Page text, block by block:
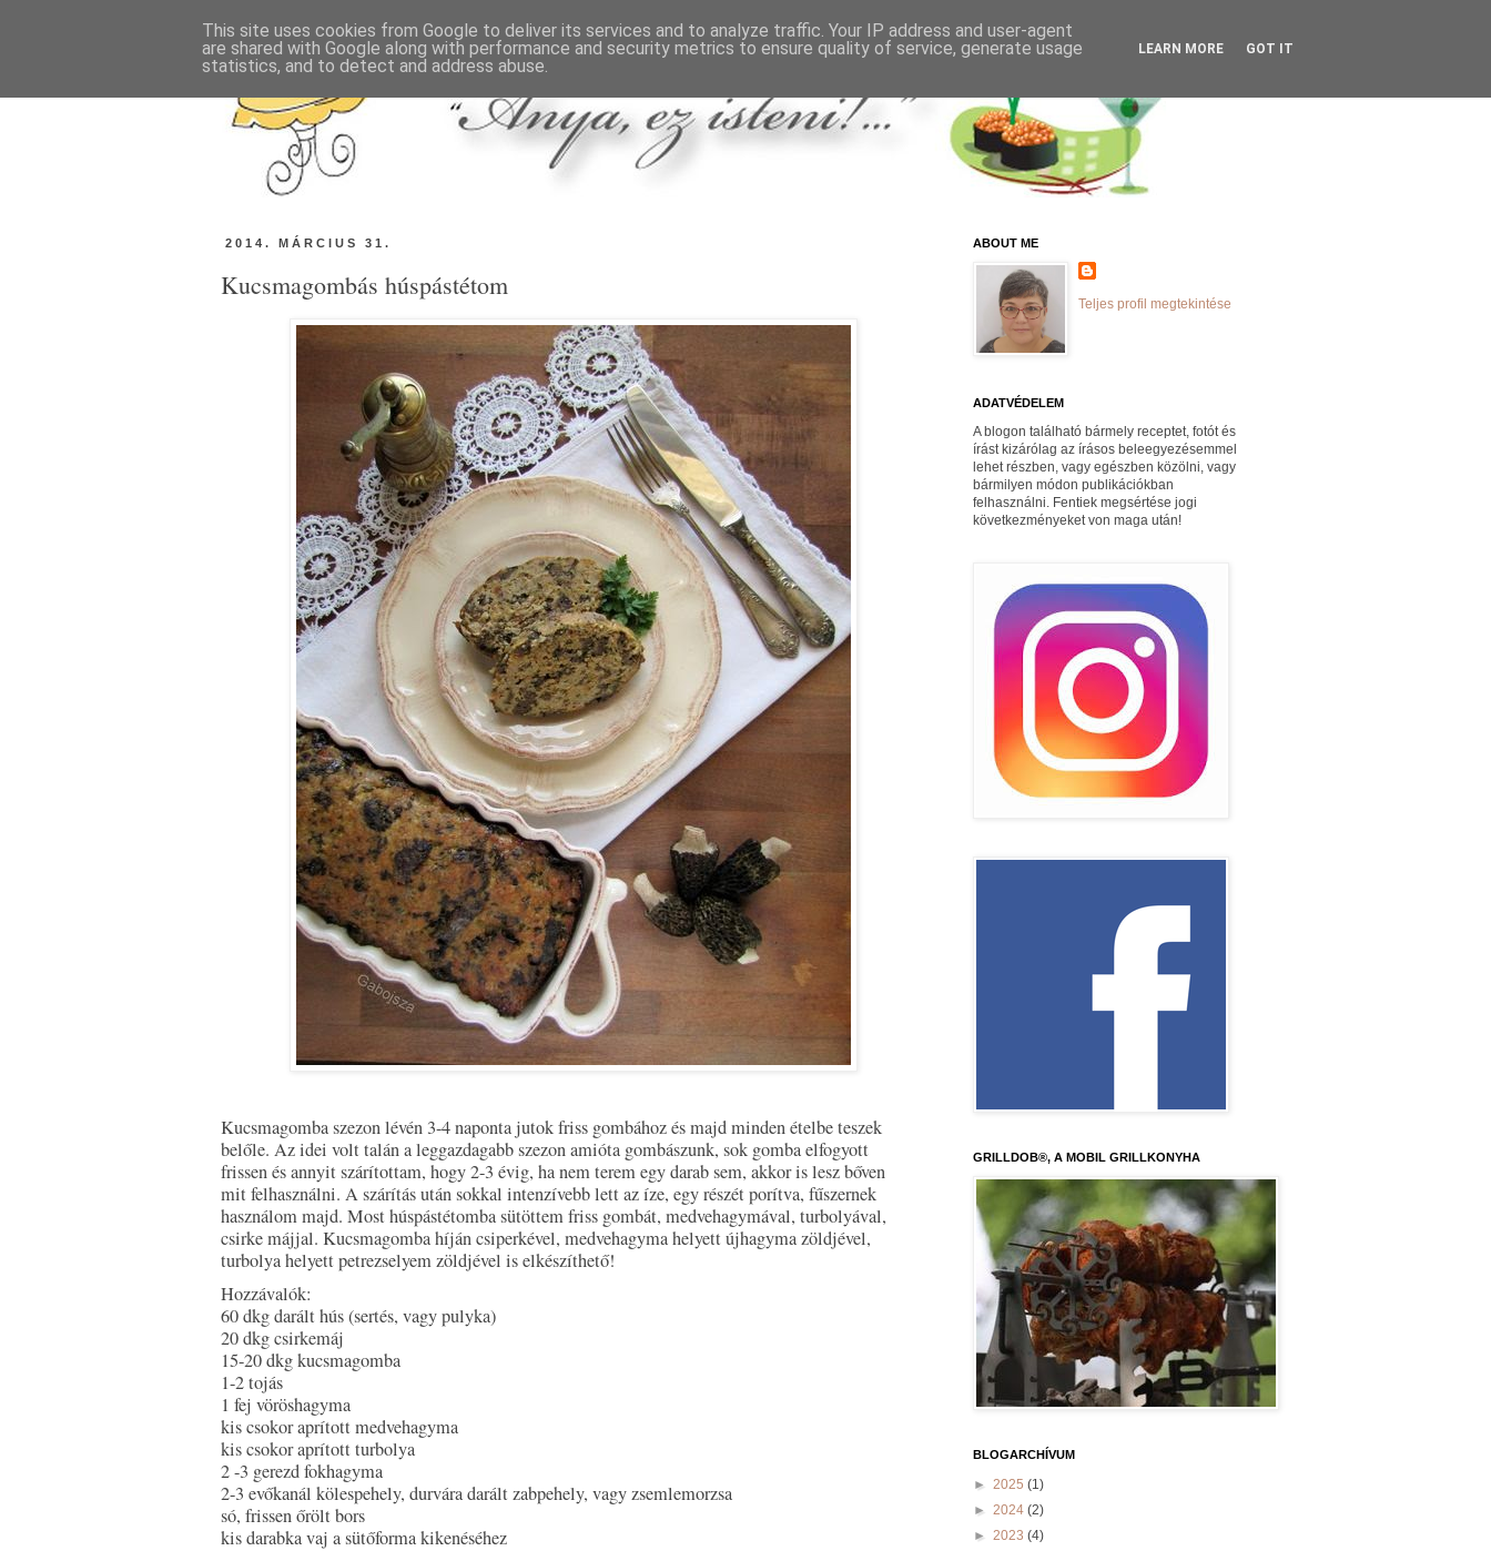
2014. MÁRCIUS 31.
Kucsmagombás húspástétom
Kucsmagomba szezon lévén 3-4 naponta jutok friss gombához és majd minden ételbe teszek
belőle. Az idei volt talán a leggazdagabb szezon amióta gombászunk, sok gomba elfogyott
frissen és annyit szárítottam, hogy 2-3 évig, ha nem terem egy darab sem, akkor is lesz bőven
mit felhasználni. A szárítás után sokkal intenzívebb lett az íze, egy részét porítva, fűszernek
használom majd. Most húspástétomba sütöttem friss gombát, medvehagymával, turbolyával,
csirke májjal. Kucsmagomba híján csiperkével, medvehagyma helyett újhagyma zöldjével,
turbolya helyett petrezselyem zöldjével is elkészíthető!
Hozzávalók:
60 dkg darált hús (sertés, vagy pulyka)
20 dkg csirkemáj
15-20 dkg kucsmagomba
1-2 tojás
1 fej vöröshagyma
kis csokor aprított medvehagyma
kis csokor aprított turbolya
2 -3 gerezd fokhagyma
2-3 evőkanál kölespehely, durvára darált zabpehely, vagy zsemlemorzsa
só, frissen őrölt bors
kis darabka vaj a sütőforma kikenéséhez
ABOUT ME
Teljes profil megtekintése
ADATVÉDELEM
A blogon található bármely receptet, fotót és
írást kizárólag az írásos beleegyezésemmel
lehet részben, vagy egészben közölni, vagy
bármilyen módon publikációkban
felhasználni. Fentiek megsértése jogi
következményeket von maga után!
GRILLDOB®, A MOBIL GRILLKONYHA
BLOGARCHÍVUM
► 2025 (1)
► 2024 (2)
► 2023 (4)
This site uses cookies from Google to deliver its services and to analyze traffic. Your IP address and user-agent
are shared with Google along with performance and security metrics to ensure quality of service, generate usage
statistics, and to detect and address abuse.
LEARN MORE GOT IT